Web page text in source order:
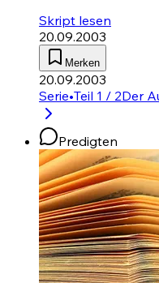
Skript lesen
20.09.2003
Merken
20.09.2003
Serie•Teil 1 / 2Der
Predigten